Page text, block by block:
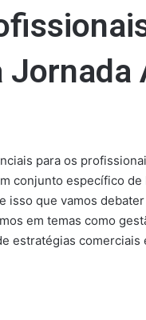
para os
conjunto específico
isso que vamos
em temas como
estratégias comerciais